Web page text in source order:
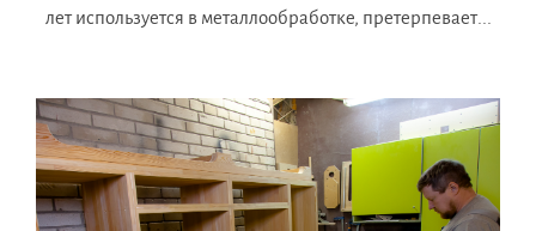
лет используется в металлообработке, претерпевает...